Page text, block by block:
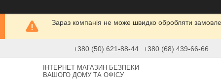
Зараз компанія не може швидко обробляти
+380 (50) 621-88-44 +380 (68) 439-66-66
ІНТЕРНЕТ МАГАЗИН БЕЗПЕКИ
ВАШОГО ДОМУ ТА ОФІСУ